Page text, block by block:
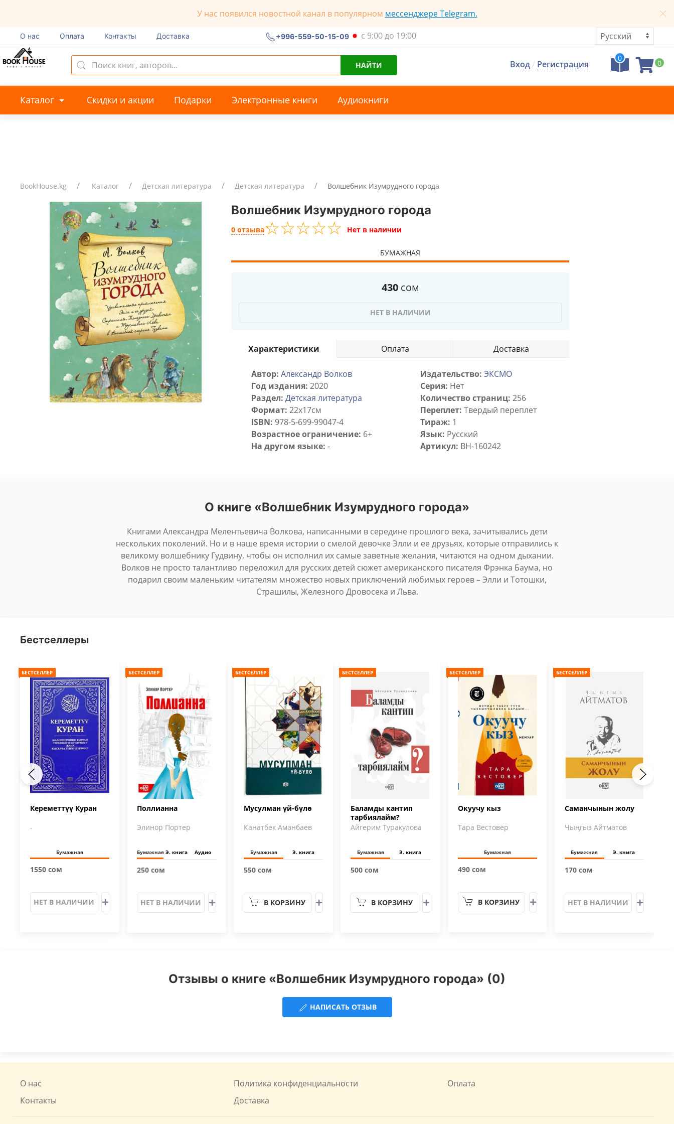
У нас появился новостной канал в популярном мессенджере Telegram.
О нас Оплата Контакты Доставка +996-559-50-15-09 с 9:00 до 19:00
НАЙТИ Вход/ Регистрация
0
0
Каталог Скидки и акции Подарки Электронные книги Аудиокниги
BookHouse.kg Каталог Детская литература Детская литература Волшебник Изумрудного города
Волшебник Изумрудного города
0 отзыва☆☆☆☆☆
★★★★★ Нет в наличии
БУМАЖНАЯ
430 сом
НЕТ В НАЛИЧИИ
Характеристики Оплата Доставка
Автор: Александр Волков Издательство: ЭКСМО
Год издания: 2020 Серия: Нет
Раздел: Детская литература Количество страниц: 256
Формат: 22х17см Переплет: Твердый переплет
ISBN: 978-5-699-99047-4 Тираж: 1
Возрастное ограничение: 6+ Язык: Русский
На другом языке: - Артикул: BH-160242
О книге «Волшебник Изумрудного города»
Книгами Александра Мелентьевича Волкова, написанными в середине прошлого века, зачитывались дети
нескольких поколений. Но и в наше время истории о смелой девочке Элли и ее друзьях, которые отправились к
великому волшебнику Гудвину, чтобы он исполнил их самые заветные желания, читаются на одном дыхании.
Волков не просто талантливо переложил для русских детей сюжет американского писателя Фрэнка Баума, но
подарил своим маленьким читателям множество новых приключений любимых героев – Элли и Тотошки,
Страшилы, Железного Дровосека и Льва.
Бестселлеры
БЕСТСЕЛЛЕР
Кереметтүү Куран
-
Бумажная
1550 сом
НЕТ В НАЛИЧИИ
БЕСТСЕЛЛЕР
Поллианна
Элинор Портер
Бумажная Э. книга Аудио
250 сом
НЕТ В НАЛИЧИИ
БЕСТСЕЛЛЕР
Мусулман үй-бүлө
Канатбек Аманбаев
Бумажная Э. книга
550 сом
В КОРЗИНУ
БЕСТСЕЛЛЕР
Баламды кантип
тарбиялайм?
Айгерим Туракулова
Бумажная Э. книга
500 сом
В КОРЗИНУ
БЕСТСЕЛЛЕР
Окуучу кыз
Тара Вестовер
Бумажная
490 сом
В КОРЗИНУ
БЕСТСЕЛЛЕР
Саманчынын жолу
Чыңгыз Айтматов
Бумажная Э. книга
170 сом
НЕТ В НАЛИЧИИ
Отзывы о книге «Волшебник Изумрудного города» (0)
НАПИСАТЬ ОТЗЫВ
О нас Политика конфиденциальности
Оплата
Контакты
Доставка